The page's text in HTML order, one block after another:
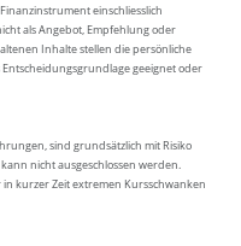
einschliesslich
als Angebot, Empfehlung oder
Inhalte stellen die persönliche
geeignet oder
sind grundsätzlich mit Risiko
nicht ausgeschlossen werden.
kurzer Zeit extremen Kursschwanken